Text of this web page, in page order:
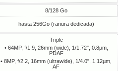
8/128 Go
hasta 256Go (ranura dedicada)
Triple
• 64MP, f/1.9, 26mm (wide), 1/1.72", 0.8µm,
PDAF
• 8MP, f/2.2, 16mm (ultrawide), 1/4.0", 1.12µm,
AF